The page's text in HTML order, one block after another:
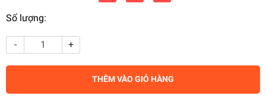
Số lượng:
- +
THÊM VÀO GIỎ HÀNG